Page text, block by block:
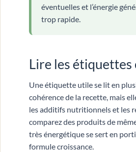
éventuelles et l’énergie
trop rapide.
Lire les
Une étiquette utile se lit en
cohérence de la recette, mais
les additifs nutritionnels et les
comparez des produits de
très énergétique se sert en
formule croissance.